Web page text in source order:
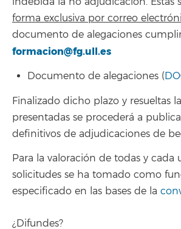
forma exclusiva por correo
documento de alegaciones
formacion@fg.ull.es
Documento de alegaciones (
Finalizado dicho plazo y resueltas
presentadas se procederá a
definitivos de adjudicaciones de
Para la valoración de todas y cada
solicitudes se ha tomado como
especificado en las bases de la
¿Difundes?